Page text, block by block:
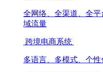
全网络、全渠道、全
域流量
跨境电商系统
多语言、多模式、个